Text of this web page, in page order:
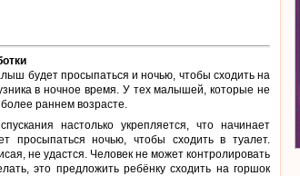
будет просыпаться и ночью, чтобы сходить на
в ночное время. У тех малышей, которые не
раннем возрасте.
настолько укрепляется, что начинает
просыпаться ночью, чтобы сходить в туалет.
не удастся. Человек не может контролировать
это предложить ребёнку сходить на горшок